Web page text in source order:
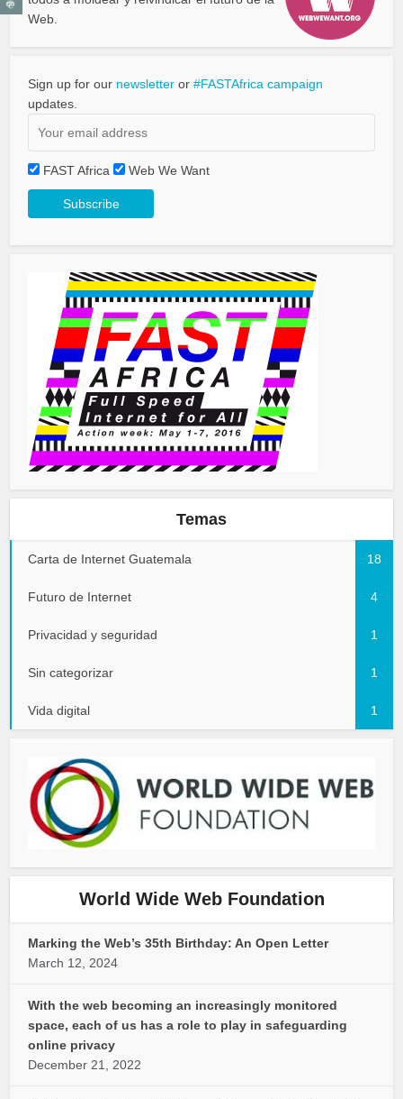
Web.
Sign up for our newsletter or#FASTAfrica campaign
updates.
FAST Africa Web We Want
Temas
Carta de Internet Guatemala 18
Futuro de Internet 4
Privacidad y seguridad 1
Sin categorizar 1
Vida digital 1
World Wide Web Foundation
Marking the Web’s 35th Birthday: An Open Letter
March 12, 2024
With the web becoming an increasingly monitored
space, each of us has a role to play in safeguarding
online privacy
December 21, 2022